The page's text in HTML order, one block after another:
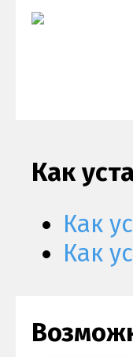
Как
Как
Как